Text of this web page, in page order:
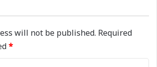
will not be published. Required
*